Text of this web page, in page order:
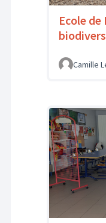
Ecole
Camille